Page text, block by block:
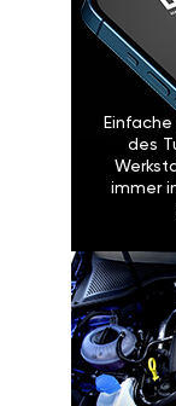
des
immer